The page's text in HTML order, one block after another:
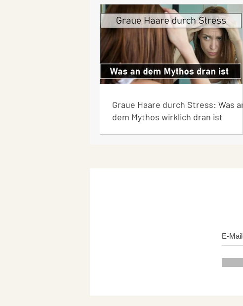
Graue Haare durch Stress: Was an
dem Mythos wirklich dran ist